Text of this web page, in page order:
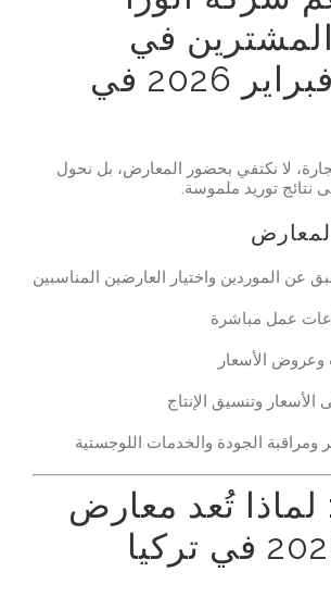
المشترين في
معارض فبراير 2026 في
لا نكتفي بحضور المعارض، بل نحول
نتائج توريد ملموسة.
عن الموردين واختيار العارضين المناسبين
عمل مباشرة
وعروض الأسعار
وتنسيق الإنتاج
ومراقبة الجودة والخدمات اللوجستية
لماذا تُعد معارض
فبراير 2026 في تركيا